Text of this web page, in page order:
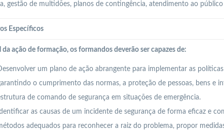
gestão de multidões, planos de contingência, atendimento ao
Específicos
da ação de formação, os formandos deverão ser capazes de:
um plano de ação abrangente para implementar as
o cumprimento das normas, a proteção de pessoas, bens e
de comando de segurança em situações de emergência.
as causas de um incidente de segurança de forma eficaz e
adequados para reconhecer a raiz do problema, propor